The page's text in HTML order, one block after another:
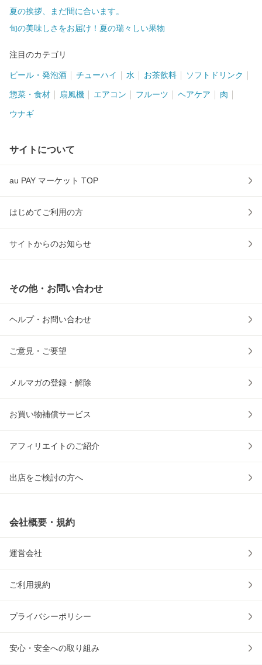
夏の挨拶、まだ間に合います。
旬の美味しさをお届け！夏の瑞々しい果物
注目のカテゴリ
ビール・発泡酒 チューハイ 水 お茶飲料 ソフトドリンク
惣菜・食材 扇風機 エアコン フルーツ ヘアケア 肉
ウナギ
サイトについて
au PAY マーケット TOP
はじめてご利用の方
サイトからのお知らせ
その他・お問い合わせ
ヘルプ・お問い合わせ
ご意見・ご要望
メルマガの登録・解除
お買い物補償サービス
アフィリエイトのご紹介
出店をご検討の方へ
会社概要・規約
運営会社
ご利用規約
プライバシーポリシー
安心・安全への取り組み